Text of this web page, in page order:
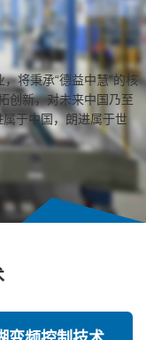
将秉承“德益中慧”的核
创新，对未来中国乃至
于中国，朗进属于世